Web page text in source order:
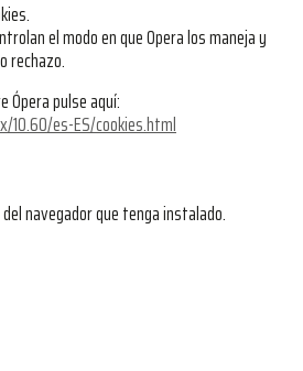
el modo en que Opera los maneja y
rechazo.
Ópera pulse aquí:
10.60/es-ES/cookies.html
navegador que tenga instalado.